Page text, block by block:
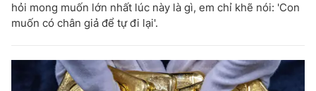
hỏi mong muốn lớn nhất lúc này là gì, em chỉ khẽ nói: 'Con
muốn có chân giả để tự đi lại'.